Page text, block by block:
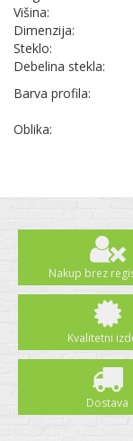
Višina:
Dimenzija:
Steklo:
Debelina stekla:
Barva profila:
Oblika:
Nakup brez
Kvalitetni
Dostava